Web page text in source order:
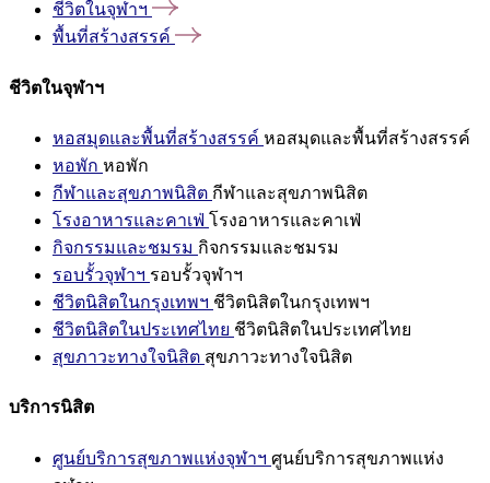
ชีวิตในจุฬาฯ
พื้นที่สร้างสรรค์
ชีวิตในจุฬาฯ
หอสมุดและพื้นที่สร้างสรรค์ หอสมุดและพื้นที่สร้างสรรค์
หอพัก หอพัก
กีฬาและสุขภาพนิสิต กีฬาและสุขภาพนิสิต
โรงอาหารและคาเฟ่ โรงอาหารและคาเฟ่
กิจกรรมและชมรม กิจกรรมและชมรม
รอบรั้วจุฬาฯ รอบรั้วจุฬาฯ
ชีวิตนิสิตในกรุงเทพฯ ชีวิตนิสิตในกรุงเทพฯ
ชีวิตนิสิตในประเทศไทย ชีวิตนิสิตในประเทศไทย
สุขภาวะทางใจนิสิต สุขภาวะทางใจนิสิต
บริการนิสิต
ศูนย์บริการสุขภาพแห่งจุฬาฯ ศูนย์บริการสุขภาพแห่ง